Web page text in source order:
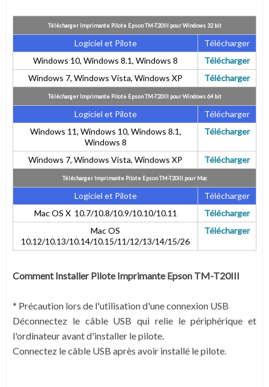
Télécharger Imprimante Pilote Epson TM-T20III pour Windows 32 bit
Logiciel et Pilote
Télécharger
Windows 10, Windows 8.1, Windows 8
Télécharger
Windows 7, Windows Vista, Windows XP
Télécharger
Télécharger Imprimante Pilote Epson TM-T20III pour Windows 64 bit
Logiciel et Pilote
Télécharger
Windows 11, Windows 10, Windows 8.1,
Windows 8
Télécharger
Windows 7, Windows Vista, Windows XP Télécharger
Télécharger Imprimante Pilote Epson TM-T20III pour Mac
Logiciel et Pilote
Télécharger
Mac OS X 10.7/10.8/10.9/10.10/10.11
Télécharger
Mac OS
10.12/10.13/10.14/10.15/11/12/13/14/15/26
Télécharger
Comment Installer Pilote Imprimante Epson TM-T20III
* Précaution lors de l'utilisation d'une connexion USB
Déconnectez le câble USB qui relie le périphérique et
l'ordinateur avant d'installer le pilote.
Connectez le câble USB après avoir installé le pilote.